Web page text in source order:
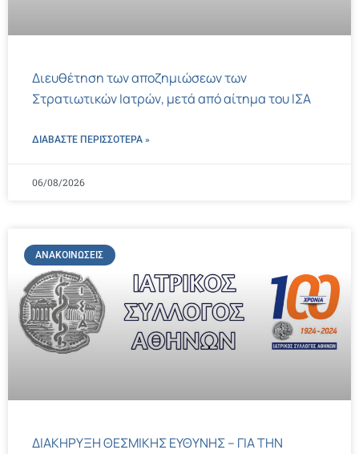
Διευθέτηση των αποζημιώσεων των
Στρατιωτικών Ιατρών, μετά από αίτημα του ΙΣΑ
ΔΙΑΒΑΣΤΕ ΠΕΡΙΣΣΌΤΕΡΑ »
06/08/2026
ΑΝΑΚΟΙΝΏΣΕΙΣ
ΔΙΑΚΗΡΥΞΗ ΘΕΣΜΙΚΗΣ ΕΥΘΥΝΗΣ – ΓΙΑ ΤΗΝ